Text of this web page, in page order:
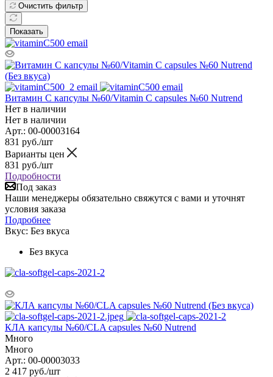
Очистить фильтр
Показать
Витамин C капсулы №60/Vitamin C capsules №60 Nutrend
Нет в наличии
Нет в наличии
Арт.: 00-00003164
831 руб./шт
Варианты цен
831 руб./шт
Подробности
Под заказ
Наши менеджеры обязательно свяжутся с вами и уточнят
условия заказа
Подробнее
Вкус: Без вкуса
Без вкуса
КЛА капсулы №60/CLA capsules №60 Nutrend
Много
Много
Арт.: 00-00003033
2 417 руб./шт